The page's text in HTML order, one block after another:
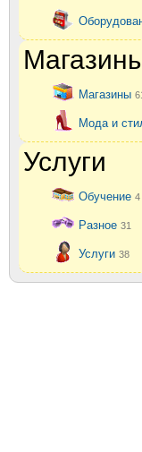
Магазины
Мода и
Услуги
Обучение 4
Разное 31
Услуги 38